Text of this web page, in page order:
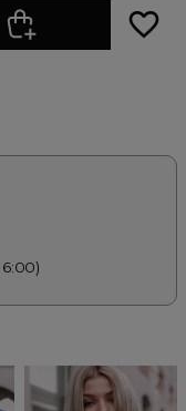
favorite_border